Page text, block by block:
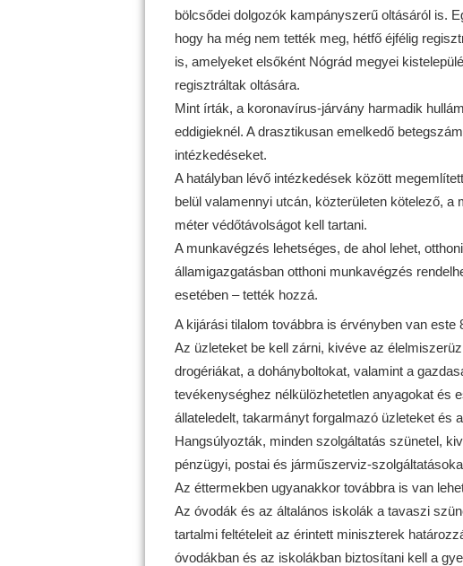
bölcsődei dolgozók kampányszerű oltásáról is.
hogy ha még nem tették meg, hétfő éjfélig
is, amelyeket elsőként Nógrád megyei
regisztráltak oltására.
Mint írták, a koronavírus-járvány harmadik
eddigieknél. A drasztikusan emelkedő
intézkedéseket.
A hatályban lévő intézkedések között
belül valamennyi utcán, közterületen kötelező,
méter védőtávolságot kell tartani.
A munkavégzés lehetséges, de ahol lehet,
államigazgatásban otthoni munkavégzés
esetében – tették hozzá.
A kijárási tilalom továbbra is érvényben van este
Az üzleteket be kell zárni, kivéve az
drogériákat, a dohányboltokat, valamint a
tevékenységhez nélkülözhetetlen anyagokat és
állateledelt, takarmányt forgalmazó üzleteket és
Hangsúlyozták, minden szolgáltatás szünetel,
pénzügyi, postai és járműszerviz-
Az éttermekben ugyanakkor továbbra is van
Az óvodák és az általános iskolák a tavaszi
tartalmi feltételeit az érintett miniszterek
óvodákban és az iskolákban biztosítani kell a